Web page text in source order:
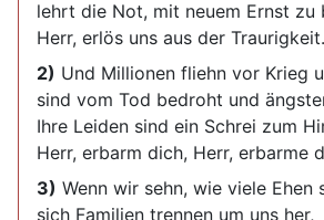
lehrt die Not, mit neuem Ernst zu
Herr, erlös uns aus der Traurigkeit.
2) Und Millionen fliehn vor Krieg
sind vom Tod bedroht und
Ihre Leiden sind ein Schrei zum
Herr, erbarm dich, Herr, erbarme
3) Wenn wir sehn, wie viele Ehen
sich Familien trennen um uns her,